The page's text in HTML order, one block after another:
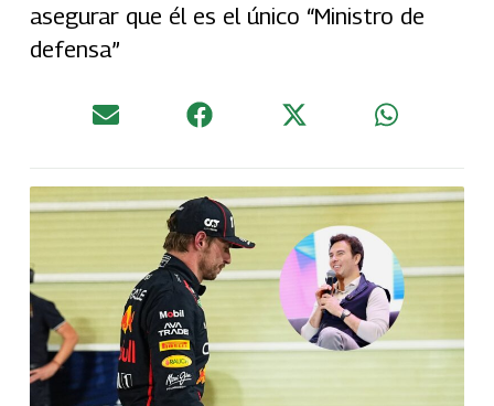
asegurar que él es el único “Ministro de
defensa”